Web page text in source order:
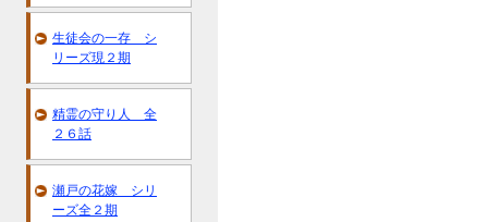
生徒会の一存 シ
リーズ現２期
精霊の守り人 全
２６話
瀬戸の花嫁 シリ
ーズ全２期